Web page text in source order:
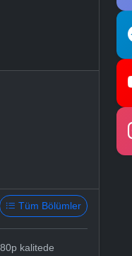
Tüm Bölümler
kalitede